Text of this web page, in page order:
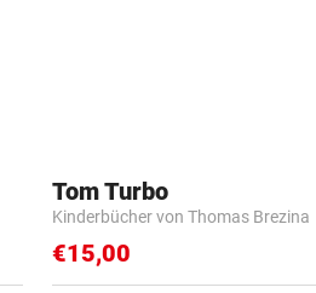
Tom Turbo
Kinderbücher von Thomas Brezina
€15,00